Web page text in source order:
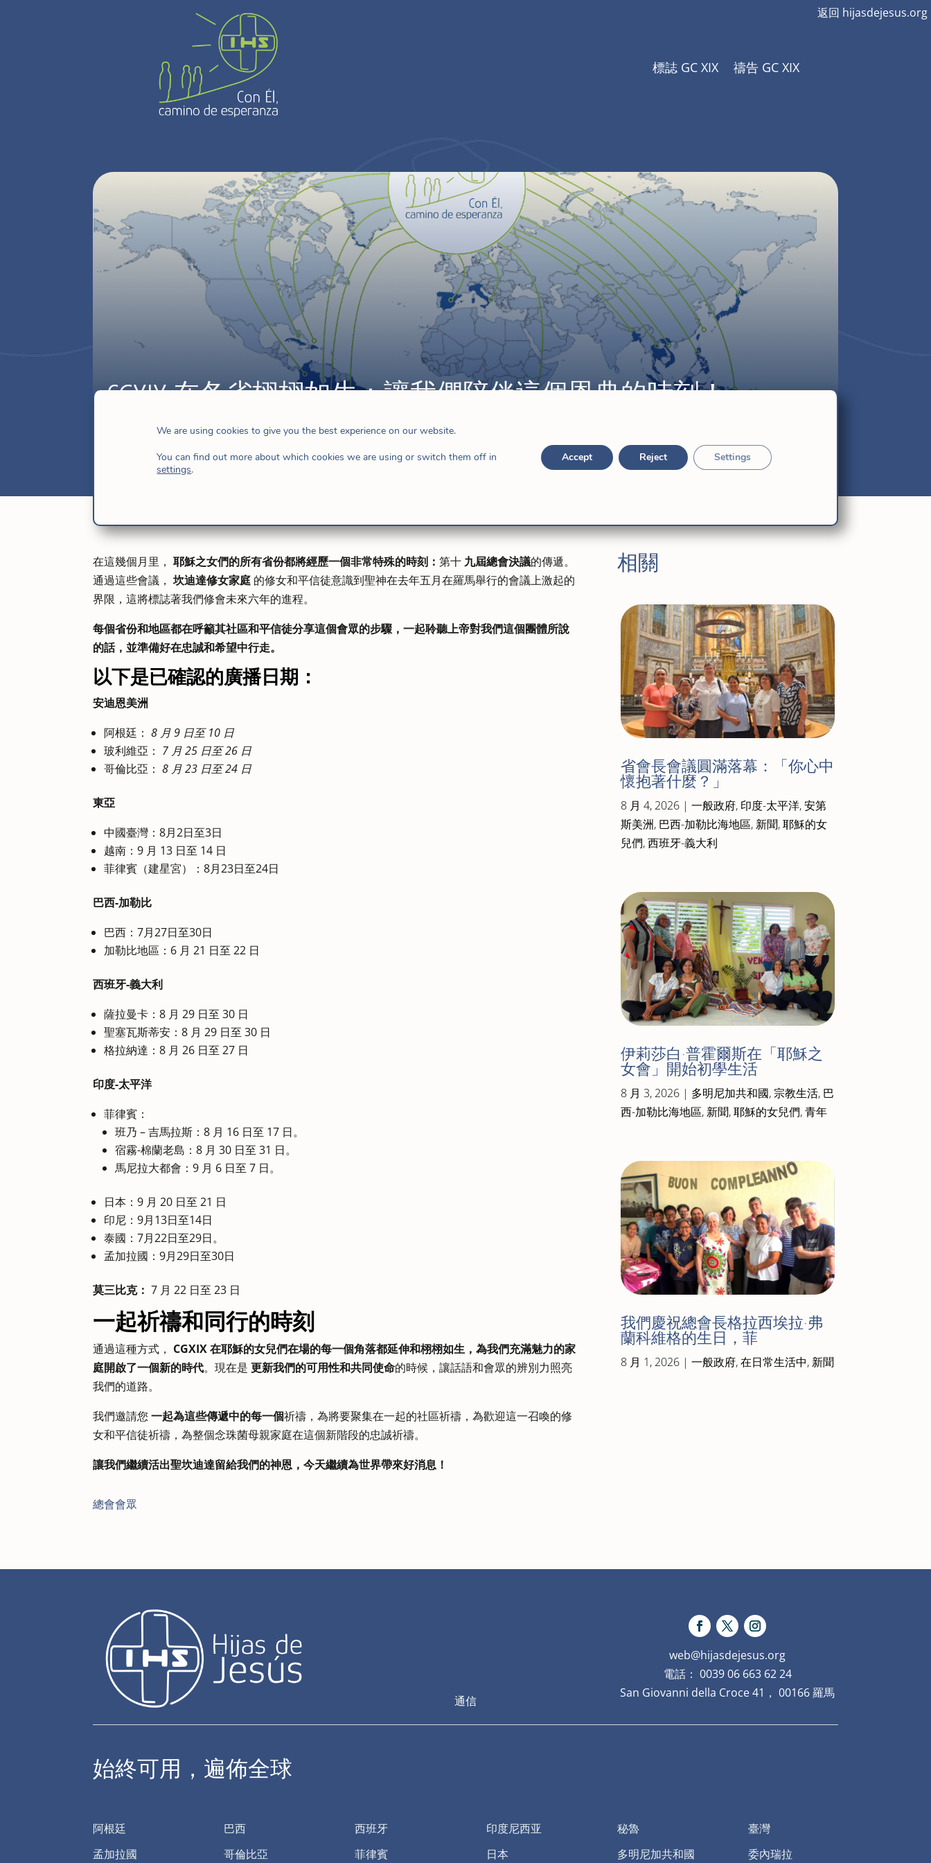
返回 hijasdejesus.org
標誌 GC XIX 禱告 GC XIX
CGXIX 在各省栩栩如生：讓我們陪伴這個恩典的時刻！
在這幾個月里，耶穌之女們的所有省份都將經歷一個非常特殊的時刻：第十 九屆總會決議的傳遞。
通過這些會議，坎迪達修女家庭 的修女和平信徒意識到聖神在去年五月在羅馬舉行的會議上激起的
界限，這將標誌著我們修會未來六年的進程。
每個省份和地區都在呼籲其社區和平信徒分享這個會眾的步驟，一起聆聽上帝對我們這個團體所說
的話，並準備好在忠誠和希望中行走。
以下是已確認的廣播日期：
安迪恩美洲
阿根廷：8 月 9 日至 10 日
玻利維亞： 7 月 25 日至 26 日
哥倫比亞：8 月 23 日至 24 日
東亞
中國臺灣：8月2日至3日
越南：9 月 13 日至 14 日
菲律賓（建星宮）：8月23日至24日
巴西-加勒比
巴西：7月27日至30日
加勒比地區：6 月 21 日至 22 日
西班牙-義大利
薩拉曼卡：8 月 29 日至 30 日
聖塞瓦斯蒂安：8 月 29 日至 30 日
格拉納達：8 月 26 日至 27 日
印度-太平洋
菲律賓：
班乃 – 吉馬拉斯：8 月 16 日至 17 日。
宿霧-棉蘭老島：8 月 30 日至 31 日。
馬尼拉大都會：9 月 6 日至 7 日。
日本：9 月 20 日至 21 日
印尼：9月13日至14日
泰國：7月22日至29日。
孟加拉國：9月29日至30日
莫三比克： 7 月 22 日至 23 日
一起祈禱和同行的時刻
通過這種方式， CGXIX 在耶穌的女兒們在場的每一個角落都延伸和栩栩如生，為我們充滿魅力的家
庭開啟了一個新的時代。現在是更新我們的可用性和共同使命的時候，讓話語和會眾的辨別力照亮
我們的道路。
我們邀請您一起為這些傳遞中的每一個祈禱，為將要聚集在一起的社區祈禱，為歡迎這一召喚的修
女和平信徒祈禱，為整個念珠菌母親家庭在這個新階段的忠誠祈禱。
讓我們繼續活出聖坎迪達留給我們的神恩，今天繼續為世界帶來好消息！
總會會眾
相關
省會長會議圓滿落幕：「你心中
懷抱著什麼？」
8 月 4, 2026| 一般政府, 印度-太平洋,安第
斯美洲, 巴西-加勒比海地區, 新聞,耶穌的女
兒們,西班牙-義大利
伊莉莎白·普霍爾斯在「耶穌之
女會」開始初學生活
8 月 3, 2026| 多明尼加共和國,宗教生活, 巴
西-加勒比海地區, 新聞,耶穌的女兒們,青年
我們慶祝總會長格拉西埃拉·弗
蘭科維格的生日，菲
8 月 1, 2026| 一般政府,在日常生活中,新聞
通信
web@hijasdejesus.org
電話： 0039 06 663 62 24
San Giovanni della Croce 41， 00166 羅馬
始終可用，遍佈全球
阿根廷
孟加拉國
巴西
哥倫比亞
西班牙
菲律賓
印度尼西亚
日本
秘魯
多明尼加共和國
臺灣
委內瑞拉
We are using cookies to give you the best experience on our website.
You can find out more about which cookies we are using or switch them off in
settings.
Accept Reject Settings